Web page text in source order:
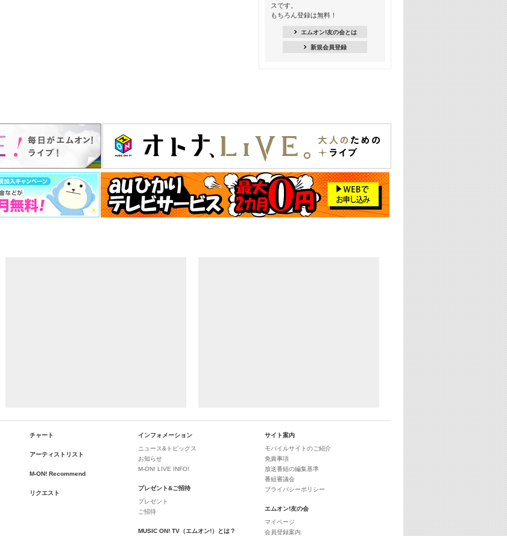
16:30
あのころK-POPヒッツ! 2021年
22:00
大人のための名曲セレクション ～バン
ド編～【歌詞入り】
22:30
今推したい! エムオン!おすすめミュー
ジックビデオ特集＜#28＞
23:00
スです。
もちろん登録は無料！
エムオン!友の会とは
新規会員登録
チャート
アーティストリスト
M-ON! Recommend
リクエスト
インフォメーション
ニュース&トピックス
お知らせ
M-ON! LIVE INFO!
プレゼント&ご招待
プレゼント
ご招待
MUSIC ON! TV（エムオン!）とは？
サイト案内
モバイルサイトのご紹介
免責事項
放送番組の編集基準
番組審議会
プライバシーポリシー
エムオン!友の会
マイページ
会員登録案内